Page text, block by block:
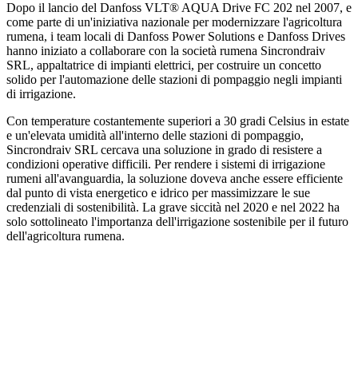
Dopo il lancio del Danfoss VLT® AQUA Drive FC 202 nel 2007, e
come parte di un'iniziativa nazionale per modernizzare l'agricoltura
rumena, i team locali di Danfoss Power Solutions e Danfoss Drives
hanno iniziato a collaborare con la società rumena Sincrondraiv
SRL, appaltatrice di impianti elettrici, per costruire un concetto
solido per l'automazione delle stazioni di pompaggio negli impianti
di irrigazione.
Con temperature costantemente superiori a 30 gradi Celsius in estate
e un'elevata umidità all'interno delle stazioni di pompaggio,
Sincrondraiv SRL cercava una soluzione in grado di resistere a
condizioni operative difficili. Per rendere i sistemi di irrigazione
rumeni all'avanguardia, la soluzione doveva anche essere efficiente
dal punto di vista energetico e idrico per massimizzare le sue
credenziali di sostenibilità. La grave siccità nel 2020 e nel 2022 ha
solo sottolineato l'importanza dell'irrigazione sostenibile per il futuro
dell'agricoltura rumena.